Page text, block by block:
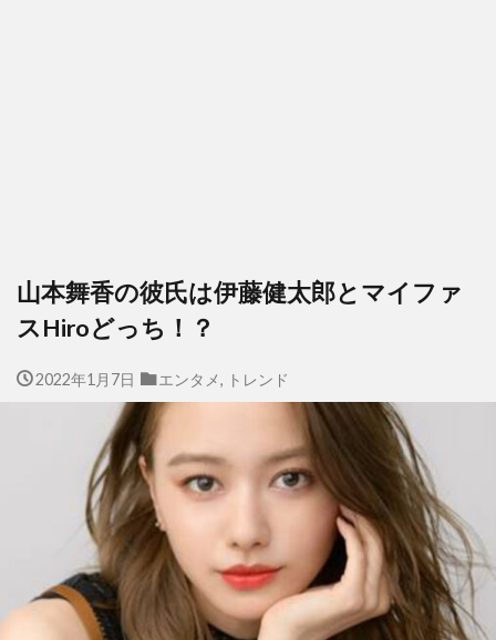
山本舞香の彼氏は伊藤健太郎とマイファ
スHiroどっち！？
2022年1月7日 エンタメ, トレンド